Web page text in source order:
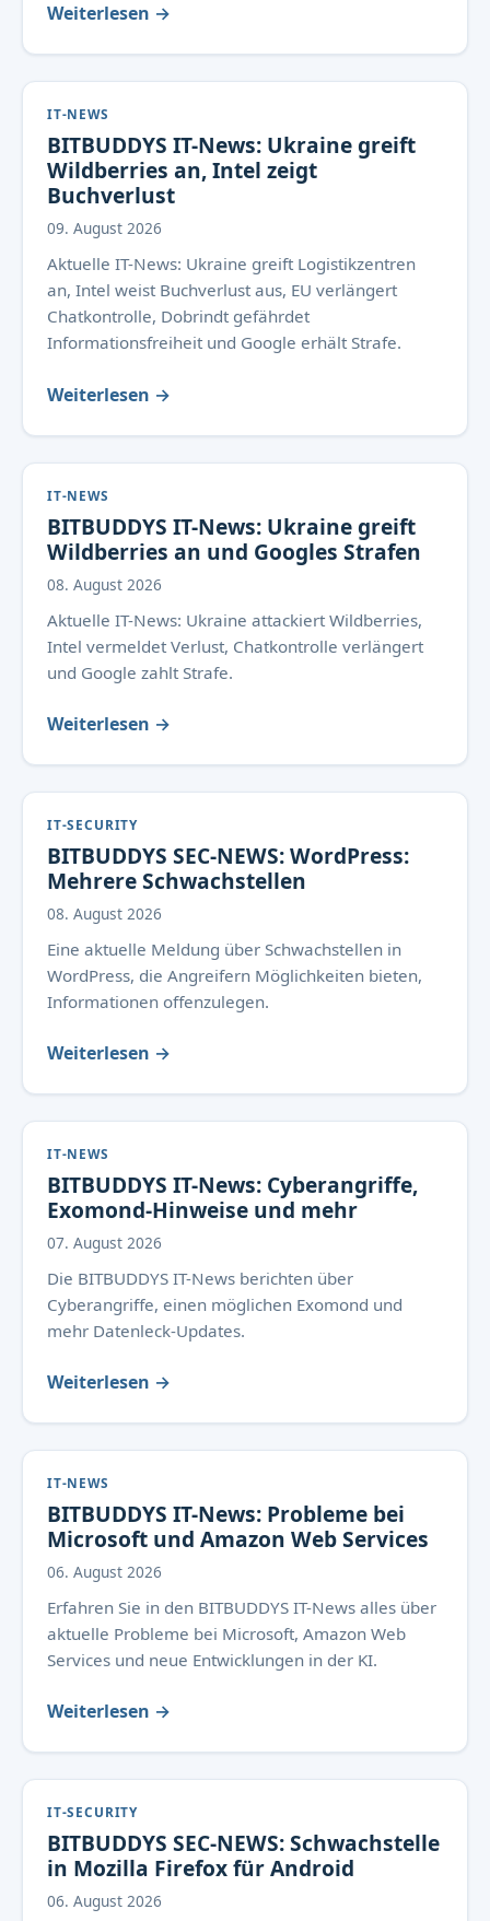
Weiterlesen →
IT-NEWS
BITBUDDYS IT-News: Ukraine greift
Wildberries an, Intel zeigt
Buchverlust
09. August 2026
Aktuelle IT-News: Ukraine greift Logistikzentren
an, Intel weist Buchverlust aus, EU verlängert
Chatkontrolle, Dobrindt gefährdet
Informationsfreiheit und Google erhält Strafe.
Weiterlesen →
IT-NEWS
BITBUDDYS IT-News: Ukraine greift
Wildberries an und Googles Strafen
08. August 2026
Aktuelle IT-News: Ukraine attackiert Wildberries,
Intel vermeldet Verlust, Chatkontrolle verlängert
und Google zahlt Strafe.
Weiterlesen →
IT-SECURITY
BITBUDDYS SEC-NEWS: WordPress:
Mehrere Schwachstellen
08. August 2026
Eine aktuelle Meldung über Schwachstellen in
WordPress, die Angreifern Möglichkeiten bieten,
Informationen offenzulegen.
Weiterlesen →
IT-NEWS
BITBUDDYS IT-News: Cyberangriffe,
Exomond-Hinweise und mehr
07. August 2026
Die BITBUDDYS IT-News berichten über
Cyberangriffe, einen möglichen Exomond und
mehr Datenleck-Updates.
Weiterlesen →
IT-NEWS
BITBUDDYS IT-News: Probleme bei
Microsoft und Amazon Web Services
06. August 2026
Erfahren Sie in den BITBUDDYS IT-News alles über
aktuelle Probleme bei Microsoft, Amazon Web
Services und neue Entwicklungen in der KI.
Weiterlesen →
IT-SECURITY
BITBUDDYS SEC-NEWS: Schwachstelle
in Mozilla Firefox für Android
06. August 2026